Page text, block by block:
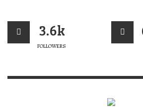
3.6k
FOLLOWERS